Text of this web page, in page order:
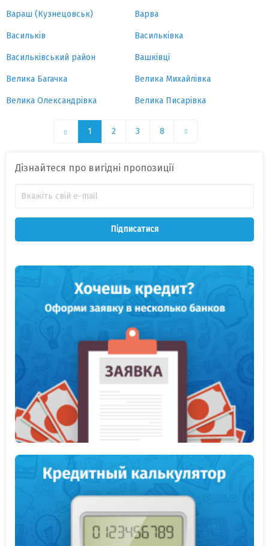
Вараш (Кузнецовськ) Варва
Васильків Васильківка
Васильківський район Вашківці
Велика Багачка Велика Михайлівка
Велика Олександрівка Велика Писарівка
1 2 3 8
Дізнайтеся про вигідні пропозиції
Підписатися